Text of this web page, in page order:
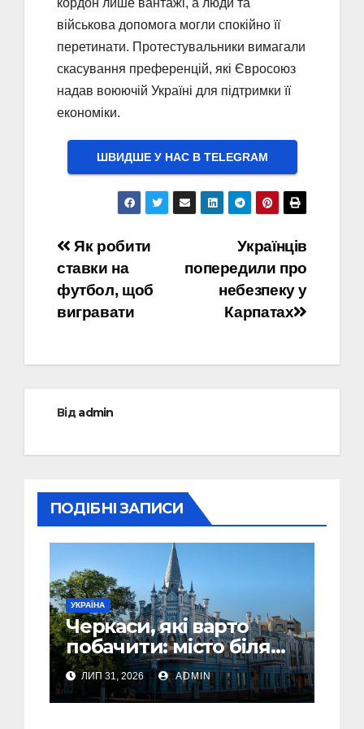
кордон лише вантажі, а люди та
військова допомога могли спокійно її
перетинати. Протестувальники вимагали
скасування преференцій, які Євросоюз
надав воюючій Україні для підтримки її
економіки.
ШВИДШЕ У НАС В ТELEGRAM
Навігація
записів
Українців
попередили про
небезпеку у
Карпатах
Як робити
ставки на
футбол, щоб
вигравати
Відadmin
ПОДІБНІ ЗАПИСИ
УКРАЇНА
Черкаси, які варто
побачити: місто біля
Дніпра, зелені парки
та місця з особливою
атмосферою
ЛИП 31, 2026 ADMIN